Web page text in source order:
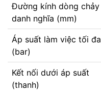
Đường kính dòng chảy
danh nghĩa (mm)
Áp suất làm việc tối đa
(bar)
Kết nối dưới áp suất
(thanh)